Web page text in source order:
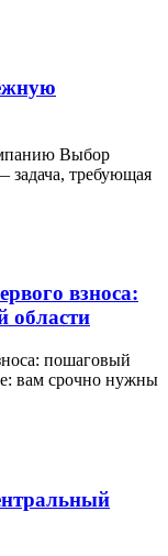
Выбор
задача, требующая
взноса:
области
пошаговый
вам срочно нужны